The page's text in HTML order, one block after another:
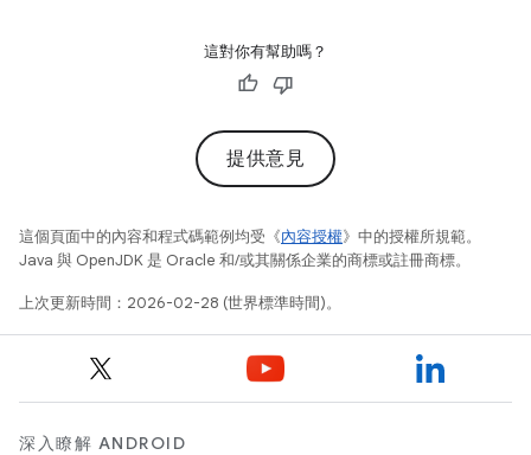
這對你有幫助嗎？
提供意見
這個頁面中的內容和程式碼範例均受《內容授權》中的授權所規範。
Java 與 OpenJDK 是 Oracle 和/或其關係企業的商標或註冊商標。
上次更新時間：2026-02-28 (世界標準時間)。
深入瞭解 ANDROID